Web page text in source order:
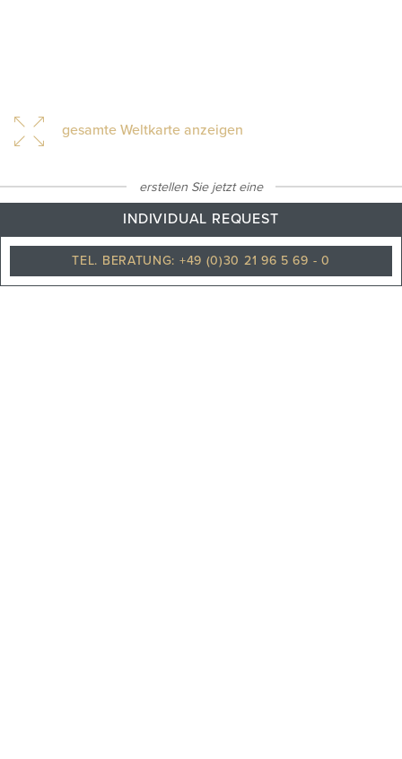
erstellen Sie jetzt eine
INDIVIDUAL REQUEST
TEL. BERATUNG: +49 (0)30 21 96 5 69 - 0
gesamte Weltkarte anzeigen
33°C